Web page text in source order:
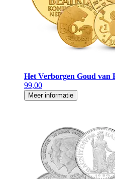
Het Verborgen Goud van
99,00
Meer informatie